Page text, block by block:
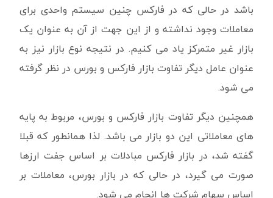
باشد در حالی که در فارکس چنین سیستم واحدی برای
معاملات وجود نداشته و از این جهت از آن به عنوان یک
بازار غیر متمرکز یاد می کنیم. در نتیجه نوع بازار نیز به
عنوان عامل دیگر تفاوت بازار فارکس و بورس در نظر گرفته
می شود.
همچنین دیگر تفاوت بازار فارکس و بورس، مربوط به پایه
های معاملاتی این دو بازار می باشد. لذا همانطور که قبلا
گفته شد، در بازار فارکس مبادلات بر اساس جفت ارزها
صورت می گیرد، در حالی که در بازار بورس، معاملات بر
اساس سهام شرکت ها انجام می شود.